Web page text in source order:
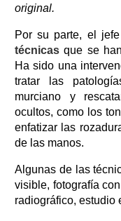
original.
Por su parte, el
técnicas que se
Ha sido una
tratar las
murciano y
ocultos, como los
enfatizar las
de las manos.
Algunas de las
visible, fotografía
radiográfico, estudio